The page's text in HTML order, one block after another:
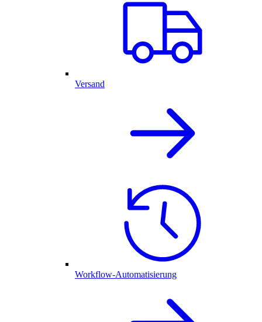
Versand
Workflow-Automatisierung